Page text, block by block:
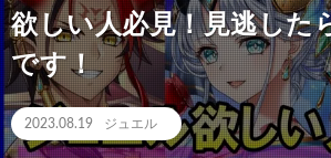
欲しい人必見！見逃した
です！
2023.08.19 ジュエル